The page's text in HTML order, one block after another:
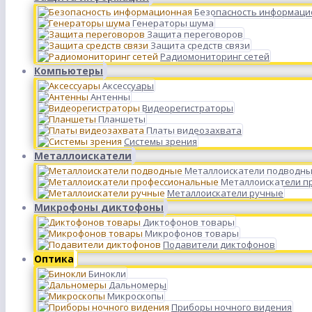
Безопасность
Генераторы шума
Защита переговоров
Защита средств связи
Радиомониторинг сетей
Компьютеры
Аксессуары
Антенны
Видеорегистраторы
Планшеты
Платы видеозахвата
Системы зрения
Металлоискатели
Металлоискатели
Металлоискатели
Металлоискатели ручные
Микрофоны диктофоны
Диктофонов товары
Микрофонов товары
Подавители диктофонов
Оптика
Бинокли
Дальномеры
Микроскопы
Приборы ночного видения